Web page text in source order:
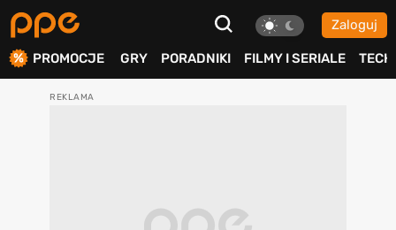
Zaloguj
PROMOCJE GRY PORADNIKI FILMY I SERIALE TECH